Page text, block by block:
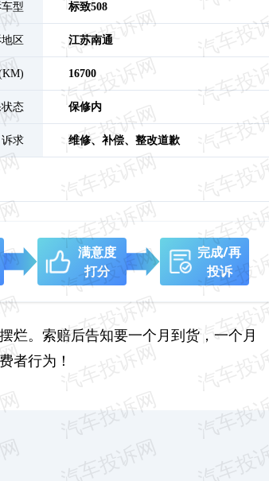
型 标致508
区 江苏南通
16700
态 保修内
诉求 维修、 补偿、 整改道歉
满意度
打分
完成/再
投诉
烂。索赔后告知要一个月到货，一个月
者行为！